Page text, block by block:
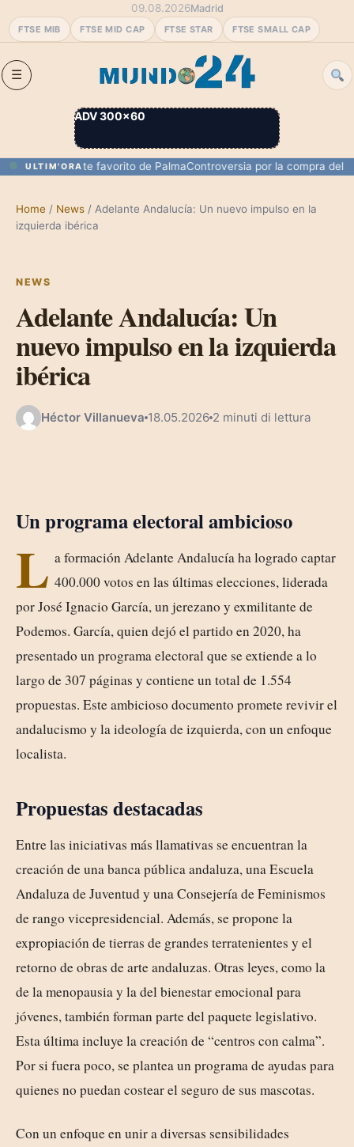
FTSE MIB FTSE MID CAP FTSE STAR FTSE SMALL CAP
09.08.2026Madrid
ADV 300×60
ULTIM'ORA
restaurante favorito de PalmaControversia por la compra del ático
Home / News / Adelante Andalucía: Un nuevo impulso en la
izquierda ibérica
NEWS
Adelante Andalucía: Un
nuevo impulso en la izquierda
ibérica
Héctor Villanueva 18.05.2026 2 minuti di lettura
Un programa electoral ambicioso
L a formación Adelante Andalucía ha logrado captar
400.000 votos en las últimas elecciones, liderada
por José Ignacio García, un jerezano y exmilitante de
Podemos. García, quien dejó el partido en 2020, ha
presentado un programa electoral que se extiende a lo
largo de 307 páginas y contiene un total de 1.554
propuestas. Este ambicioso documento promete revivir el
andalucismo y la ideología de izquierda, con un enfoque
localista.
Propuestas destacadas
Entre las iniciativas más llamativas se encuentran la
creación de una banca pública andaluza, una Escuela
Andaluza de Juventud y una Consejería de Feminismos
de rango vicepresidencial. Además, se propone la
expropiación de tierras de grandes terratenientes y el
retorno de obras de arte andaluzas. Otras leyes, como la
de la menopausia y la del bienestar emocional para
jóvenes, también forman parte del paquete legislativo.
Esta última incluye la creación de “centros con calma”.
Por si fuera poco, se plantea un programa de ayudas para
quienes no puedan costear el seguro de sus mascotas.
Con un enfoque en unir a diversas sensibilidades